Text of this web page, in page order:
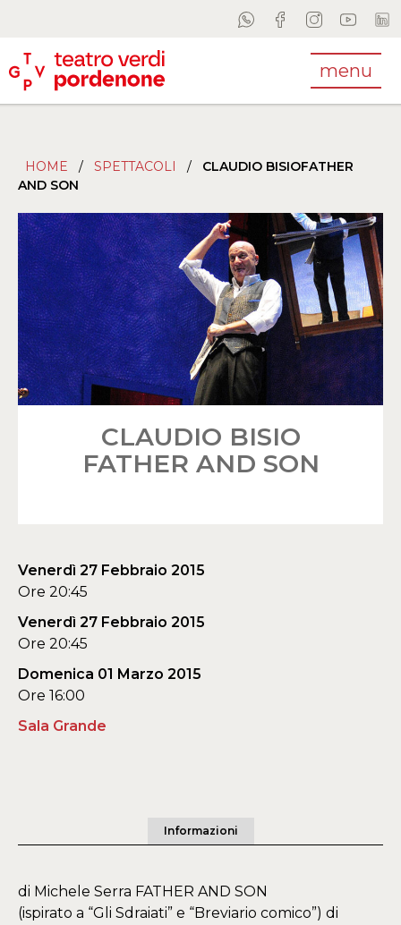
menu
HOME / SPETTACOLI /
CLAUDIO BISIOFATHER
AND SON
CLAUDIO BISIO
FATHER AND SON
Venerdì 27 Febbraio 2015
Ore 20:45
Venerdì 27 Febbraio 2015
Ore 20:45
Domenica 01 Marzo 2015
Ore 16:00
Sala Grande
Informazioni
di Michele Serra FATHER AND SON
(ispirato a “Gli Sdraiati” e “Breviario comico”) di